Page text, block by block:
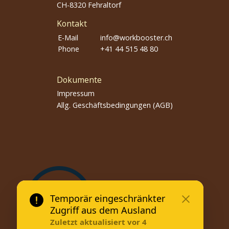
CH-8320 Fehraltorf
Kontakt
E-Mail
info@workbooster.ch
Phone
+41 44 515 48 80
Dokumente
Impressum
Allg. Geschäftsbedingungen (AGB)